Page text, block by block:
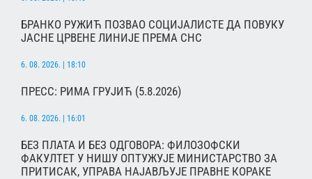
БРАНКО РУЖИЋ ПОЗВАО СОЦИЈАЛИСТЕ ДА ПОВУКУ
ЈАСНЕ ЦРВЕНЕ ЛИНИЈЕ ПРЕМА СНС
6. 08. 2026. | 18:10
ПРЕСС: РИМА ГРУЈИЋ (5.8.2026)
6. 08. 2026. | 16:01
БЕЗ ПЛАТА И БЕЗ ОДГОВОРА: ФИЛОЗОФСКИ
ФАКУЛТЕТ У НИШУ ОПТУЖУЈЕ МИНИСТАРСТВО ЗА
ПРИТИСАК, УПРАВА НАЈАВЉУЈЕ ПРАВНЕ КОРАКЕ